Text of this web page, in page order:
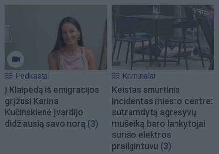
Podkastai
Į Klaipėdą iš emigracijos
grįžusi Karina
Kučinskienė įvardijo
didžiausią savo norą (3)
Kriminalai
Keistas smurtinis
incidentas miesto centre:
sutramdytą agresyvų
mušeiką baro lankytojai
surišo elektros
prailgintuvu (3)